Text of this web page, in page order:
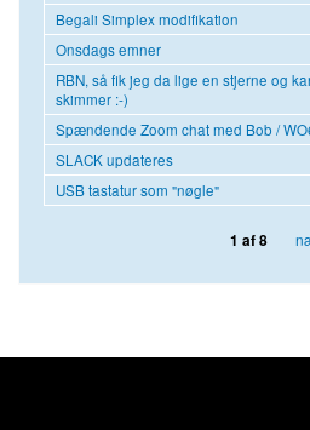
Begali Simplex modifikation
Onsdags emner
RBN, så fik jeg da lige en stjerne og
skimmer :-)
Spændende Zoom chat med Bob /
SLACK updateres
USB tastatur som "nøgle"
1 af 8